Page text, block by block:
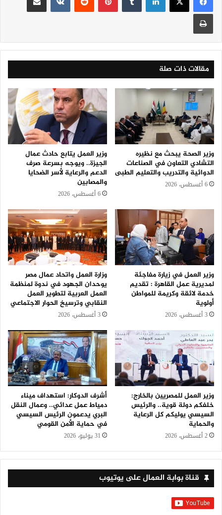
مقالات ذات صلة
وزير الصحة يبحث مع نظيره
التشادي التعاون في الصناعات
الدوائية والتدريب والتعليم الطبى
6 أغسطس، 2026
وزير العمل يتابع حادث عمال
الجيزة.. ويوجه بسرعة صرف
الدعم والرعاية لأسر الضحايا
والمصابين
6 أغسطس، 2026
وزير العمل في زيارة مفاجئة
لمديرية عمل القاهرة : تقديم
خدمة لائقة وكريمة للمواطن
أولوية
3 أغسطس، 2026
وزارة العمل واتحاد عمال مصر
يوحدان الجهود في ندوة لمنظمة
العمل العربية لتطوير العمل
النقابي وترسيخ الحوار الاجتماعي
3 أغسطس، 2026
وزير العمل للمصريين بالخارج:
خلفكم دولة قوية.. والرئيس
السيسي يوليكم كل الرعاية
والحماية
2 أغسطس، 2026
أشرف الدوكار: استهداف ميناء
دمياط عمل عدائي.. وعمال النقل
البري يدعمون الرئيس السيسي
في حماية الأمن القومي
31 يوليو، 2026
قناة بوابة العمال على يوتيوب